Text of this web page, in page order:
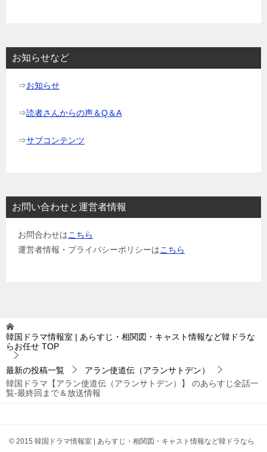
お知らせなど
⇒お知らせ
⇒読者さんからの声＆Q＆A
⇒サブコンテンツ
お問い合わせと運営者情報
お問合わせはこちら
運営者情報・プライバシーポリシーはこちら
韓国ドラマ情報室 | あらすじ・相関図・キャスト情報など韓ドラな
らお任せ TOP
最新の投稿一覧
アラン使道伝（アランサトデン）
韓国ドラマ【アラン使道伝（アランサトデン）】 のあらすじ全話一
覧-最終回まで＆放送情報
© 2015 韓国ドラマ情報室 | あらすじ・相関図・キャスト情報など韓ドラなら